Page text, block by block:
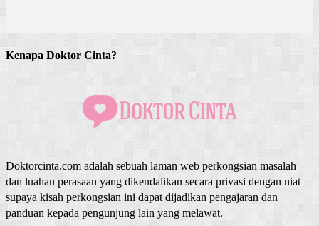
Kenapa Doktor Cinta?
Doktorcinta.com adalah sebuah laman web perkongsian masalah
dan luahan perasaan yang dikendalikan secara privasi dengan niat
supaya kisah perkongsian ini dapat dijadikan pengajaran dan
panduan kepada pengunjung lain yang melawat.